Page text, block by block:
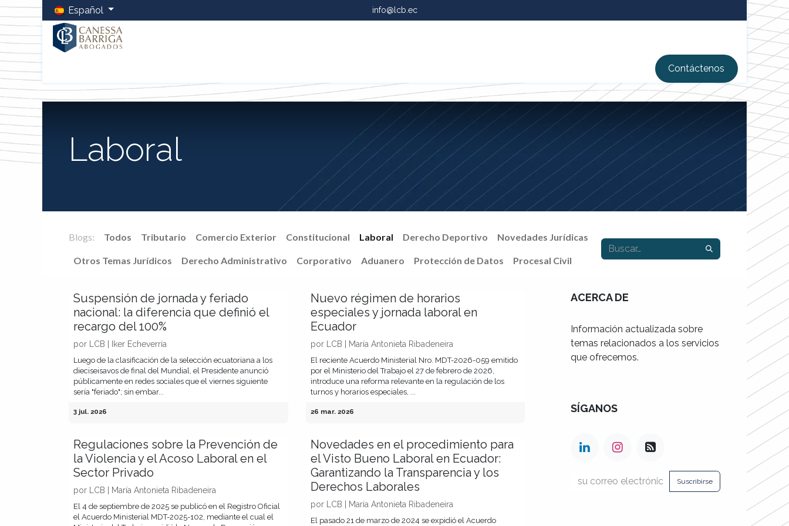
Español info@lcb.ec
Contácten​​os
Laboral
Blogs: Todos Tributario Comercio Exterior Constitucional Laboral Derecho Deportivo Novedades Jurídicas
Otros Temas Jurídicos Derecho Administrativo Corporativo Aduanero Protección de Datos Procesal Civil
Suspensión de jornada y feriado
nacional: la diferencia que definió el
recargo del 100%
por LCB | Iker Echeverría
Luego de la clasificación de la selección ecuatoriana a los
dieciseisavos de final del Mundial, el Presidente anunció
públicamente en redes sociales que el viernes siguiente
sería "feriado"; sin embar...
3 jul. 2026
Nuevo régimen de horarios
especiales y jornada laboral en
Ecuador
por LCB | María Antonieta Ribadeneira
El reciente Acuerdo Ministerial Nro. MDT-2026-059 emitido
por el Ministerio del Trabajo el 27 de febrero de 2026,
introduce una reforma relevante en la regulación de los
turnos y horarios especiales, ...
26 mar. 2026
Regulaciones sobre la Prevención de
la Violencia y el Acoso Laboral en el
Sector Privado
por LCB | María Antonieta Ribadeneira
El 4 de septiembre de 2025 se publicó en el Registro Oficial
el Acuerdo Ministerial MDT-2025-102, mediante el cual el
Novedades en el procedimiento para
el Visto Bueno Laboral en Ecuador:
Garantizando la Transparencia y los
Derechos Laborales
por LCB | María Antonieta Ribadeneira
El pasado 21 de marzo de 2024 se expidió el Acuerdo
ACERCA DE
Información actualizada sobre
temas relacionados a los servicios
que ofrecemos.
SÍGANOS
Suscribirse